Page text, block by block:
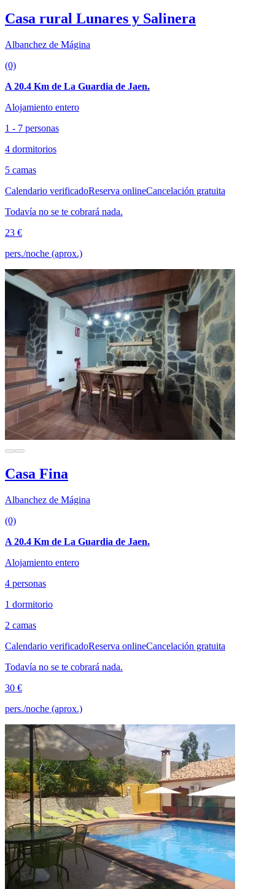
Casa rural Lunares y Salinera
Albanchez de Mágina
(0)
A 20.4 Km de La Guardia de Jaen.
Alojamiento entero
1 - 7 personas
4 dormitorios
5 camas
Calendario verificadoReserva onlineCancelación gratuita
Todavía no se te cobrará nada.
23 €
pers./noche (aprox.)
Casa Fina
Albanchez de Mágina
(0)
A 20.4 Km de La Guardia de Jaen.
Alojamiento entero
4 personas
1 dormitorio
2 camas
Calendario verificadoReserva onlineCancelación gratuita
Todavía no se te cobrará nada.
30 €
pers./noche (aprox.)